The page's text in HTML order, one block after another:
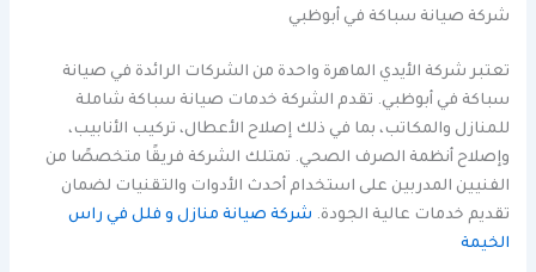
شركة صيانة سباكة في أبوظبي
تعتبر شركة الأيدي الماهرة واحدة من الشركات الرائدة في صيانة
سباكة في أبوظبي. تقدم الشركة خدمات صيانة سباكة شاملة
للمنازل والمكاتب، بما في ذلك إصلاح الأعطال، تركيب الأنابيب،
وإصلاح أنظمة الصرف الصحي. تمتلك الشركة فريقًا متخصصًا من
الفنيين المدربين على استخدام أحدث الأدوات والتقنيات لضمان
تقديم خدمات عالية الجودة. شركة صيانة منازل و فلل في راس
الخيمة